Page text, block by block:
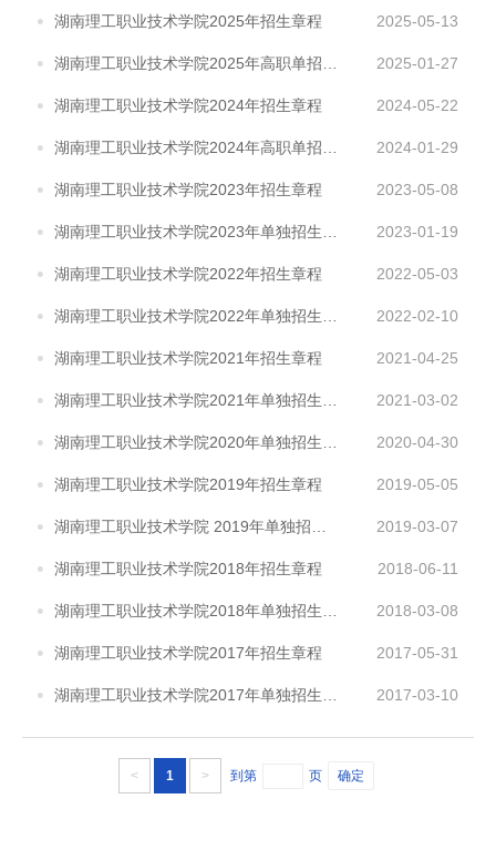
湖南理工职业技术学院2025年招生章程 2025-05-13
湖南理工职业技术学院2025年高职单招章程 2025-01-27
湖南理工职业技术学院2024年招生章程 2024-05-22
湖南理工职业技术学院2024年高职单招章程 2024-01-29
湖南理工职业技术学院2023年招生章程 2023-05-08
湖南理工职业技术学院2023年单独招生章程 2023-01-19
湖南理工职业技术学院2022年招生章程 2022-05-03
湖南理工职业技术学院2022年单独招生章程 2022-02-10
湖南理工职业技术学院2021年招生章程 2021-04-25
湖南理工职业技术学院2021年单独招生章程 2021-03-02
湖南理工职业技术学院2020年单独招生章程 2020-04-30
湖南理工职业技术学院2019年招生章程 2019-05-05
湖南理工职业技术学院 2019年单独招生章程 2019-03-07
湖南理工职业技术学院2018年招生章程 2018-06-11
湖南理工职业技术学院2018年单独招生章程 2018-03-08
湖南理工职业技术学院2017年招生章程 2017-05-31
湖南理工职业技术学院2017年单独招生章程 2017-03-10
< 1 > 到第 页 确定